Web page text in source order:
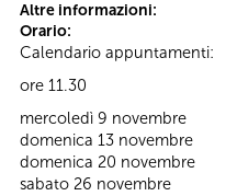
Altre informazioni:
Orario:
Calendario appuntamenti:
ore 11.30
mercoledì 9 novembre
domenica 13 novembre
domenica 20 novembre
sabato 26 novembre